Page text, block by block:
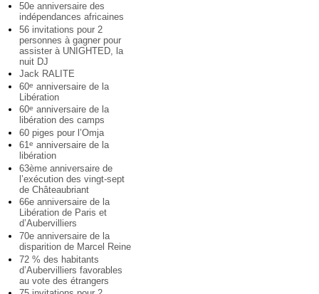
50e anniversaire des
indépendances africaines
56 invitations pour 2
personnes à gagner pour
assister à UNIGHTED, la
nuit DJ
Jack RALITE
60e anniversaire de la
Libération
60e anniversaire de la
libération des camps
60 piges pour l’Omja
61e anniversaire de la
libération
63ème anniversaire de
l’exécution des vingt-sept
de Châteaubriant
66e anniversaire de la
Libération de Paris et
d’Aubervilliers
70e anniversaire de la
disparition de Marcel Reine
72 % des habitants
d’Aubervilliers favorables
au vote des étrangers